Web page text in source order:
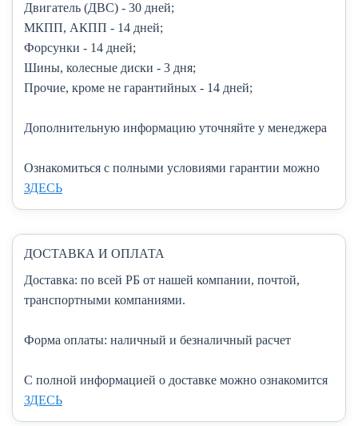
Двигатель (ДВС) - 30 дней;
МКПП, АКПП - 14 дней;
Форсунки - 14 дней;
Шины, колесные диски - 3 дня;
Прочие, кроме не гарантийных - 14 дней;
Дополнительную информацию уточняйте у менеджера
Ознакомиться с полными условиями гарантии можно
ЗДЕСЬ
ДОСТАВКА И ОПЛАТА
Доставка: по всей РБ от нашей компании, почтой,
транспортными компаниями.
Форма оплаты: наличный и безналичный расчет
C полной информацией о доставке можно ознакомится
ЗДЕСЬ